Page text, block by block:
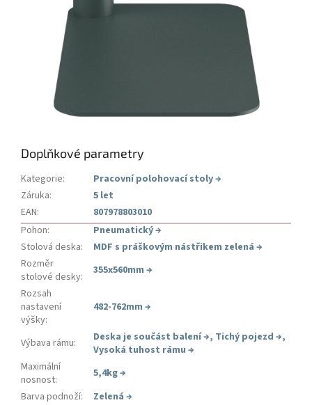
Doplňkové parametry
Kategorie: Pracovní polohovací stoly→
Záruka:
5 let
EAN:
807978803010
Pohon: Pneumatický→
Stolová deska: MDF s práškovým nástřikem zelená →
Rozměr
stolové desky: 355x560mm →
Rozsah
nastavení
výšky:
482-762mm →
Výbava rámu: Deska je součást balení→, Tichý pojezd →,
Vysoká tuhost rámu →
Maximální
nosnost: 5,4kg→
Barva podnoží: Zelená →